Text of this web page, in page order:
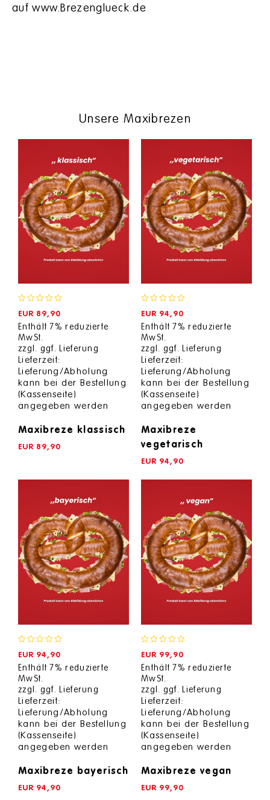
auf www.Brezenglueck.de
Unsere Maxibrezen
of
5
EUR 89,90
Enthält 7% reduzierte
MwSt.
zzgl. ggf. Lieferung
Lieferzeit:
Lieferung/Abholung
kann bei der Bestellung
(Kassenseite)
angegeben werden
Maxibreze klassisch
EUR 89,90
of
5
EUR 94,90
Enthält 7% reduzierte
MwSt.
zzgl. ggf. Lieferung
Lieferzeit:
Lieferung/Abholung
kann bei der Bestellung
(Kassenseite)
angegeben werden
Maxibreze
vegetarisch
EUR 94,90
of
5
EUR 94,90
Enthält 7% reduzierte
MwSt.
zzgl. ggf. Lieferung
Lieferzeit:
Lieferung/Abholung
kann bei der Bestellung
(Kassenseite)
angegeben werden
Maxibreze bayerisch
EUR 94,90
of
5
EUR 99,90
Enthält 7% reduzierte
MwSt.
zzgl. ggf. Lieferung
Lieferzeit:
Lieferung/Abholung
kann bei der Bestellung
(Kassenseite)
angegeben werden
Maxibreze vegan
EUR 99,90